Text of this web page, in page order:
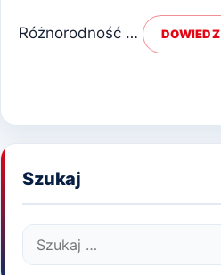
Różnorodność …
Szukaj
Szukaj: